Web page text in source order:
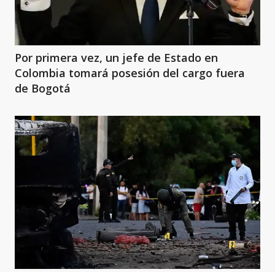
Por primera vez, un jefe de Estado en
Colombia tomará posesión del cargo fuera
de Bogotá